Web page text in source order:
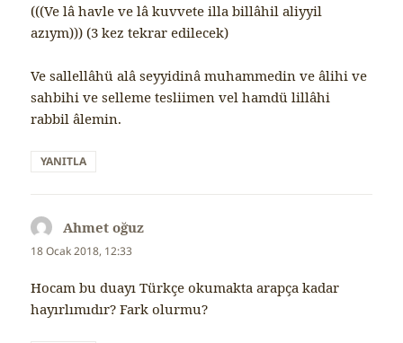
(((Ve lâ havle ve lâ kuvvete illa billâhil aliyyil
azıym))) (3 kez tekrar edilecek)
Ve sallellâhü alâ seyyidinâ muhammedin ve âlihi ve
sahbihi ve selleme tesliimen vel hamdü lillâhi
rabbil âlemin.
YANITLA
Ahmet oğuz
18 Ocak 2018, 12:33
Hocam bu duayı Türkçe okumakta arapça kadar
hayırlımıdır? Fark olurmu?